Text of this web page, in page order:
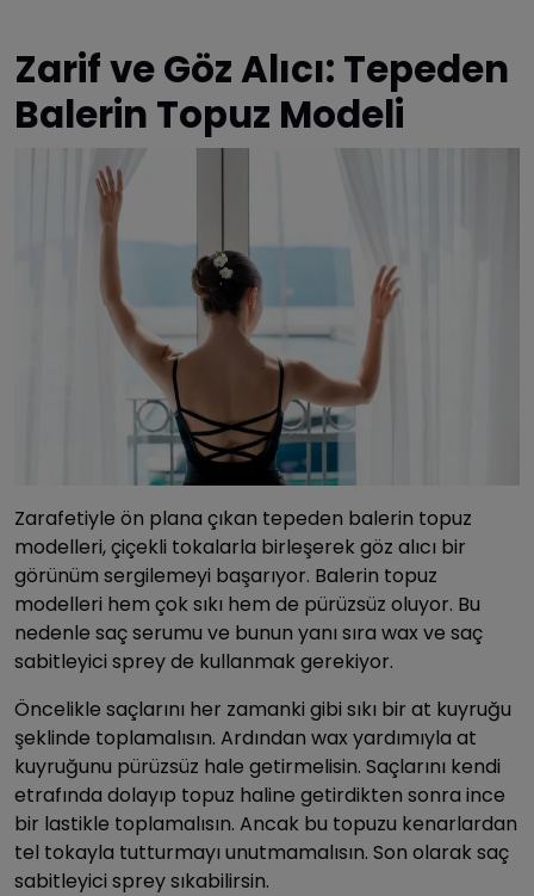
Zarif ve Göz Alıcı: Tepeden
Balerin Topuz Modeli
Zarafetiyle ön plana çıkan tepeden balerin topuz
modelleri, çiçekli tokalarla birleşerek göz alıcı bir
görünüm sergilemeyi başarıyor. Balerin topuz
modelleri hem çok sıkı hem de pürüzsüz oluyor. Bu
nedenle saç serumu ve bunun yanı sıra wax ve saç
sabitleyici sprey de kullanmak gerekiyor.
Öncelikle saçlarını her zamanki gibi sıkı bir at kuyruğu
şeklinde toplamalısın. Ardından wax yardımıyla at
kuyruğunu pürüzsüz hale getirmelisin. Saçlarını kendi
etrafında dolayıp topuz haline getirdikten sonra ince
bir lastikle toplamalısın. Ancak bu topuzu kenarlardan
tel tokayla tutturmayı unutmamalısın. Son olarak saç
sabitleyici sprey sıkabilirsin.